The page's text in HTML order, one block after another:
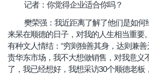
记者：你觉得企业适合你吗？
樊荣强：我近距离了解了他们是如
来呆在顺德的日子，对我的人生相当重要
有种文人情结：“穷则独善其身，达则兼善
责华东市场，我不大想做销售，对我意义
了，我已经想好，我想采访30个顺德老板